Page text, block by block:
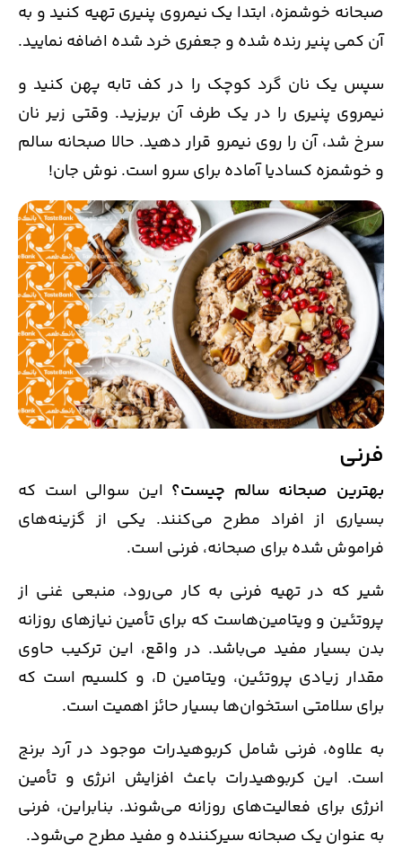
صبحانه خوشمزه، ابتدا یک نیمروی پنیری تهیه کنید و به
آن کمی پنیر رنده شده و جعفری خرد شده اضافه نمایید.
سپس یک نان گرد کوچک را در کف تابه پهن کنید و
نیمروی پنیری را در یک طرف آن بریزید. وقتی زیر نان
سرخ شد، آن را روی نیمرو قرار دهید. حالا صبحانه سالم
و خوشمزه کسادیا آماده برای سرو است. نوش جان!
فرنی
بهترین صبحانه سالم چیست؟ این سوالی است که
بسیاری از افراد مطرح می‌کنند. یکی از گزینه‌های
فراموش شده برای صبحانه، فرنی است.
شیر که در تهیه فرنی به کار می‌رود، منبعی غنی از
پروتئین و ویتامین‌هاست که برای تأمین نیازهای روزانه
بدن بسیار مفید می‌باشد. در واقع، این ترکیب حاوی
مقدار زیادی پروتئین، ویتامین D، و کلسیم است که
برای سلامتی استخوان‌ها بسیار حائز اهمیت است.
به علاوه، فرنی شامل کربوهیدرات موجود در آرد برنج
است. این کربوهیدرات باعث افزایش انرژی و تأمین
انرژی برای فعالیت‌های روزانه می‌شوند. بنابراین، فرنی
به عنوان یک صبحانه سیرکننده و مفید مطرح می‌شود.